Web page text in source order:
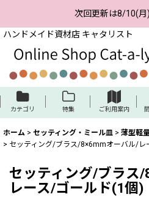
次回更新は8/10(
ハンドメイド資材店 キャタリスト
カテゴリ 特集 ご利用案内
ホーム > セッティング・ミール皿 > 薄型軽
> セッティング/ブラス/8×6mmオーバル/レ
セッティング/ブラス
レース/ゴールド(1個)